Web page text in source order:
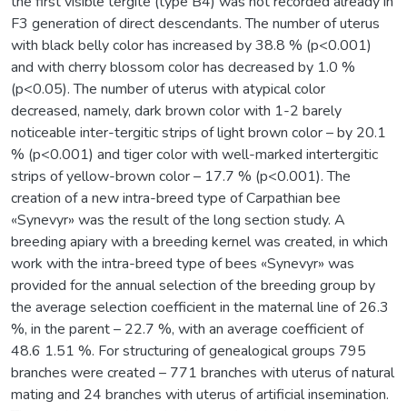
F3 generation of direct descendants. The number of uterus
with black belly color has increased by 38.8 % (p<0.001)
and with cherry blossom color has decreased by 1.0 %
(p<0.05). The number of uterus with atypical color
decreased, namely, dark brown color with 1-2 barely
noticeable inter-tergitic strips of light brown color – by 20.1
% (p<0.001) and tiger color with well-marked intertergitic
strips of yellow-brown color – 17.7 % (p<0.001). The
creation of a new intra-breed type of Carpathian bee
«Synevyr» was the result of the long section study. A
breeding apiary with a breeding kernel was created, in which
work with the intra-breed type of bees «Synevyr» was
provided for the annual selection of the breeding group by
the average selection coefficient in the maternal line of 26.3
%, in the parent – 22.7 %, with an average coefficient of
48.6 1.51 %. For structuring of genealogical groups 795
branches were created – 771 branches with uterus of natural
mating and 24 branches with uterus of artificial insemination.